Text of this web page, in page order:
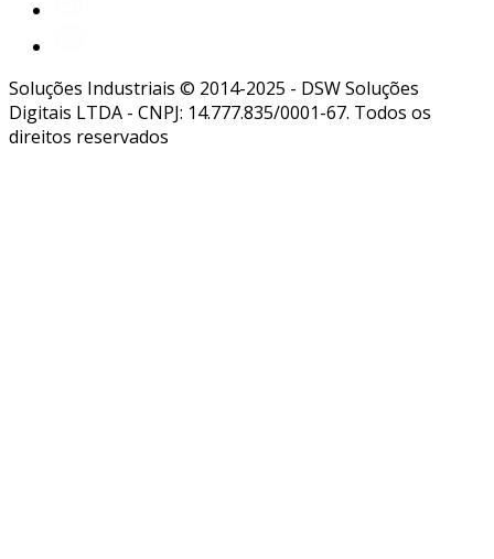
Soluções Industriais © 2014-2025 - DSW Soluções
Digitais LTDA - CNPJ: 14.777.835/0001-67. Todos os
direitos reservados